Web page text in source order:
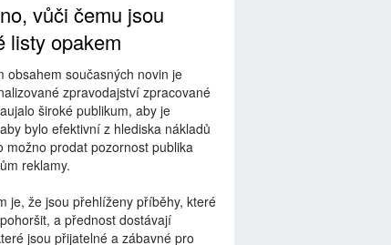
vůči čemu jsou
listy opakem
obsahem současných novin je
zpravodajství zpracované
široké publikum, aby je
bylo efektivní z hlediska nákladů
možno prodat pozornost publika
reklamy.
je, že jsou přehlíženy příběhy, které
a přednost dostávají
jsou přijatelné a zábavné pro